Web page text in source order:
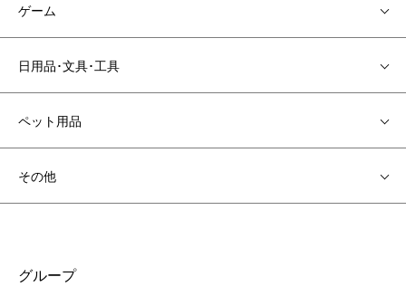
ゲーム
日用品･文具･工具
ペット用品
その他
グループ